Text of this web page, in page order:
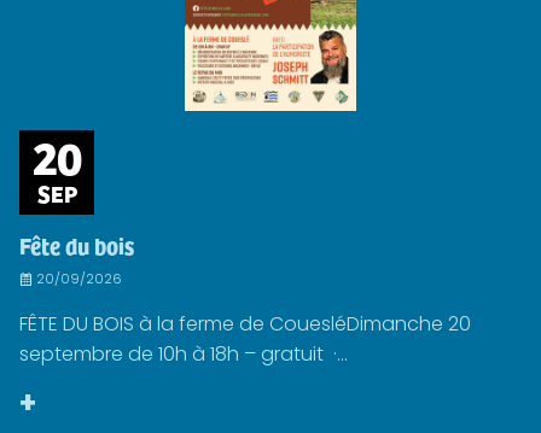
20
SEP
Fête du bois
20/09/2026
FÊTE DU BOIS à la ferme de CouesléDimanche 20
septembre de 10h à 18h – gratuit ·...
+